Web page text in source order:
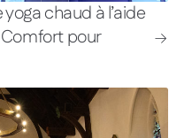
chaud à l’aide
pour